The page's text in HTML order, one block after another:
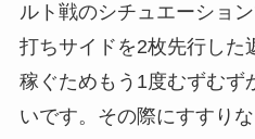
ルト戦のシチュエーショ
打ちサイドを2枚先行した
稼ぐためもう1度むずむず
いです。その際にすすり